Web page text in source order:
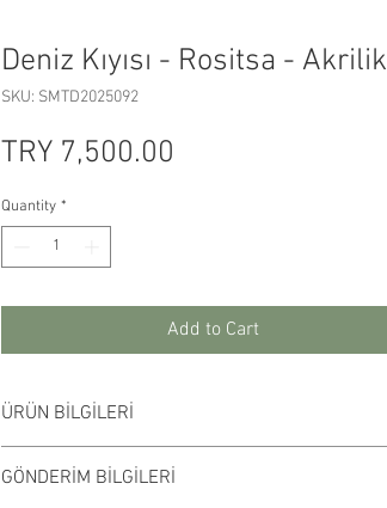
Deniz Kıyısı - Rositsa - Akrilik
SKU: SMTD2025092
TRY 7,500.00
Quantity *
Add to Cart
ÜRÜN BİLGİLERİ
Sanatçı imzalıdır. Kağıt üzerine akrilik
çalışılmıştır. Çalışma rengi digital ortamda
GÖNDERİM BİLGİLERİ